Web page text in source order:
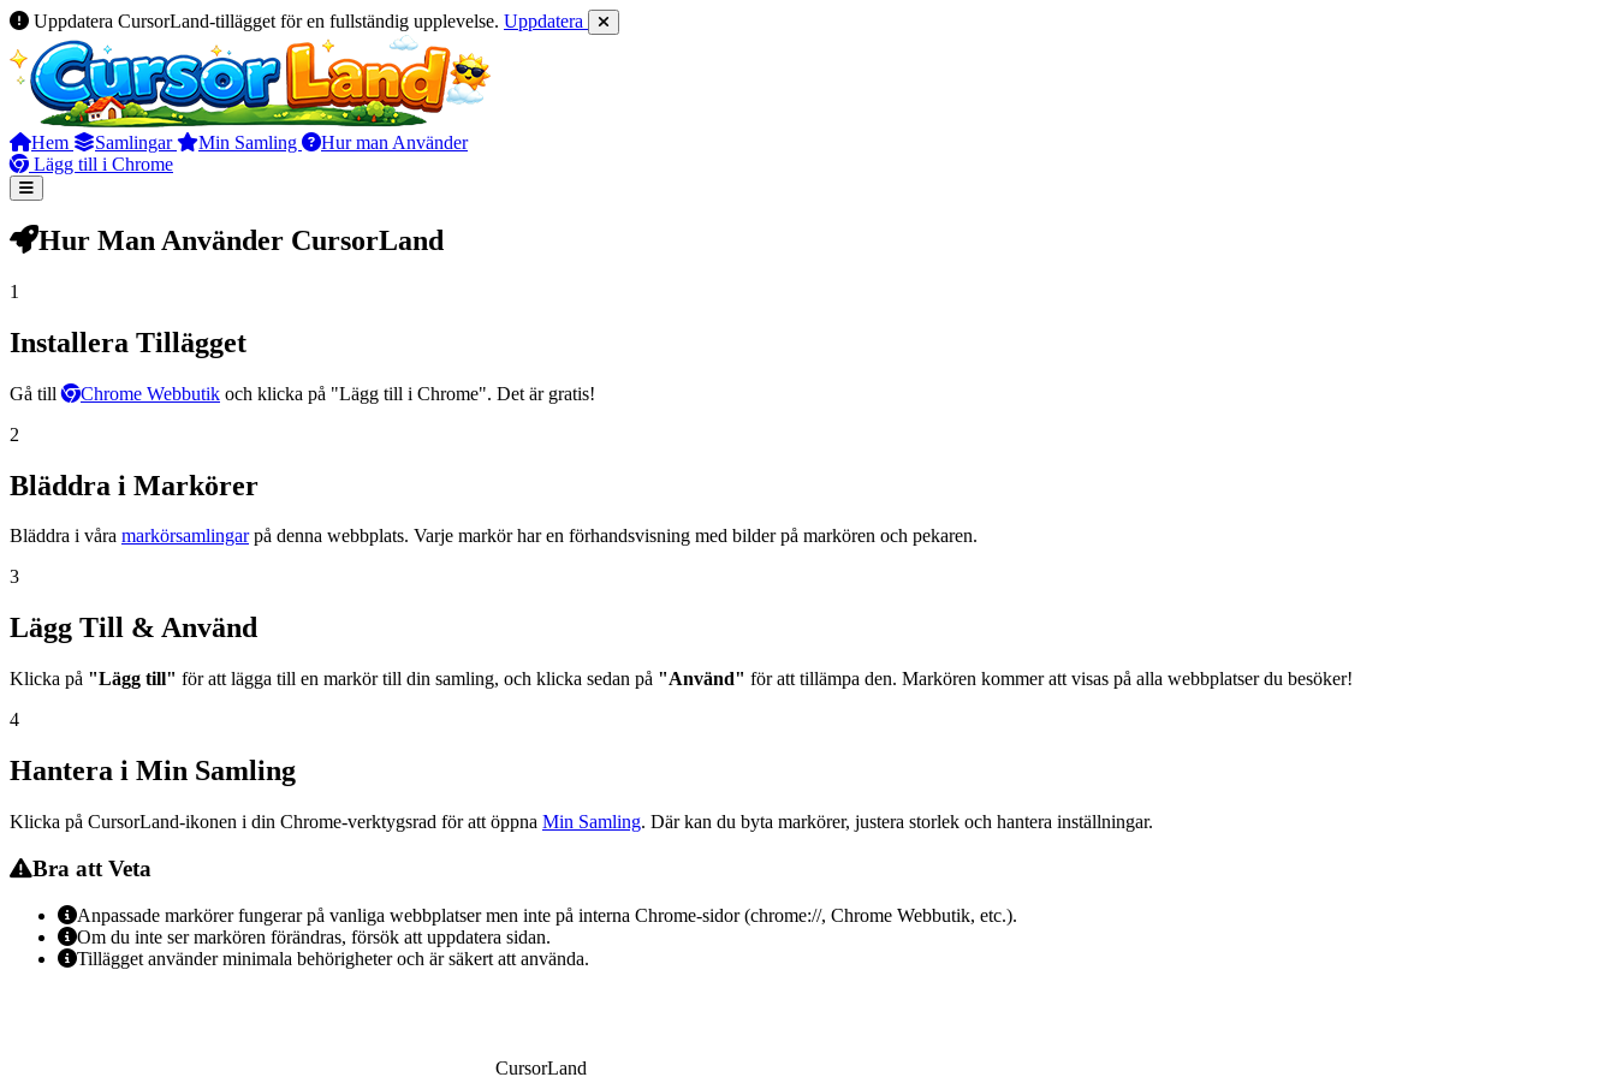
Uppdatera CursorLand-tillägget för en fullständig upplevelse. Uppdatera
Hem Samlingar Min Samling
Hur man Använder
Lägg till i Chrome
Hur Man Använder CursorLand
1
Installera Tillägget
Gå till Chrome Webbutik och klicka på "Lägg till i Chrome". Det är gratis!
2
Bläddra i Markörer
Bläddra i våra markörsamlingarpå denna webbplats. Varje markör har en förhandsvisning med bilder på markören och pekaren.
3
Lägg Till & Använd
Klicka på "Lägg till" för att lägga till en markör till din samling, och klicka sedan på "Använd" för att tillämpa den. Markören kommer att visas på alla webbplatser du besöker!
4
Hantera i Min Samling
Klicka på CursorLand-ikonen i din Chrome-verktygsrad för att öppna Min Samling. Där kan du byta markörer, justera storlek och hantera inställningar.
Bra att Veta
Anpassade markörer fungerar på vanliga webbplatser men inte på interna Chrome-sidor (chrome://, Chrome Webbutik, etc.).
Om du inte ser markören förändras, försök att uppdatera sidan.
Tillägget använder minimala behörigheter och är säkert att använda.
CursorLand